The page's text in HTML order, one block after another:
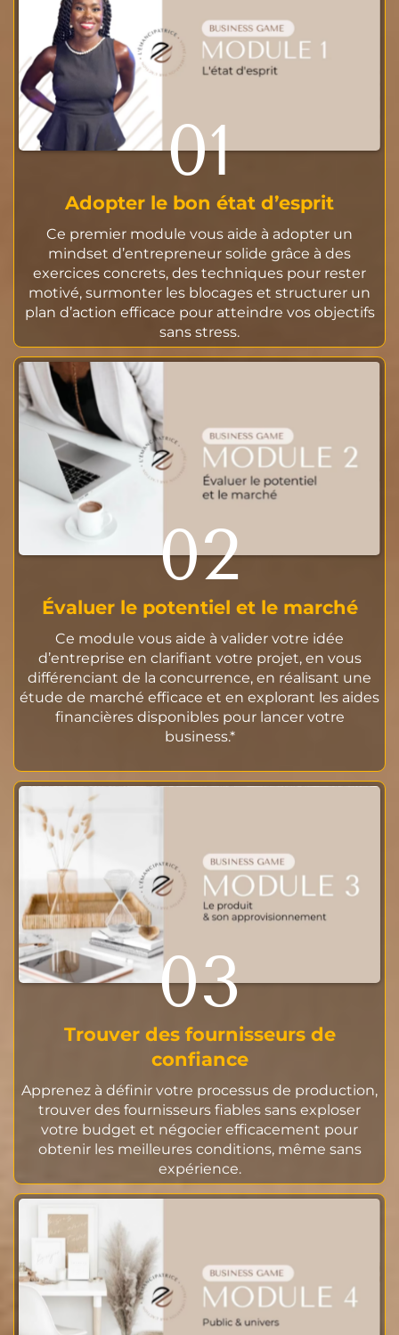
01
Adopter le bon état d’esprit
Ce premier module vous aide à adopter un
mindset d’entrepreneur solide grâce à des
exercices concrets, des techniques pour rester
motivé, surmonter les blocages et structurer un
plan d’action efficace pour atteindre vos objectifs
sans stress.
02
Évaluer le potentiel et le marché
Ce module vous aide à valider votre idée
d’entreprise en clarifiant votre projet, en vous
différenciant de la concurrence, en réalisant une
étude de marché efficace et en explorant les aides
financières disponibles pour lancer votre
business.*
03
Trouver des fournisseurs de
confiance
Apprenez à définir votre processus de production,
trouver des fournisseurs fiables sans exploser
votre budget et négocier efficacement pour
obtenir les meilleures conditions, même sans
expérience.